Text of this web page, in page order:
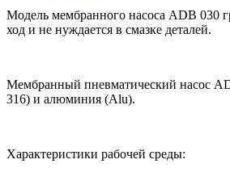
Модель мембранного насоса ADB 030
ход и не нуждается в смазке деталей.
Мембранный пневматический насос
316) и алюминия (Alu).
Характеристики рабочей среды: